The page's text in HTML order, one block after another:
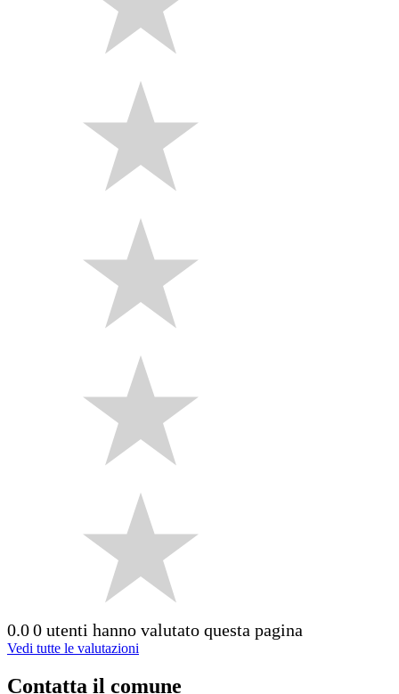
0.00 utenti hanno valutato questa pagina
Vedi tutte le valutazioni
Contatta il comune